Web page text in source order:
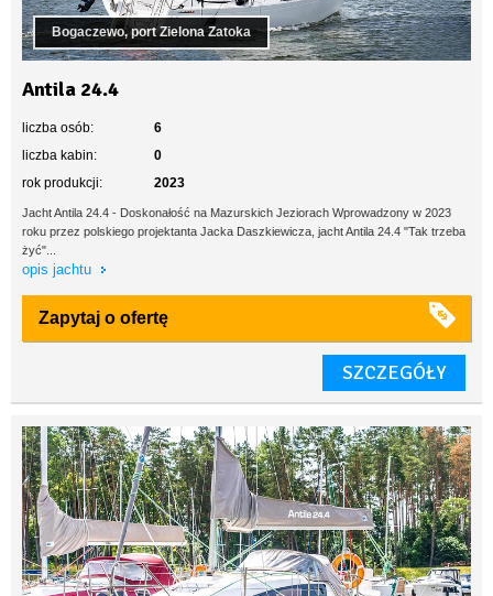
Bogaczewo, port Zielona Zatoka
Antila 24.4
liczba osób:
6
liczba kabin:
0
rok produkcji:
2023
Jacht Antila 24.4 - Doskonałość na Mazurskich Jeziorach Wprowadzony w 2023
roku przez polskiego projektanta Jacka Daszkiewicza, jacht Antila 24.4 "Tak trzeba
żyć"...
opis jachtu
Zapytaj o ofertę
SZCZEGÓŁY